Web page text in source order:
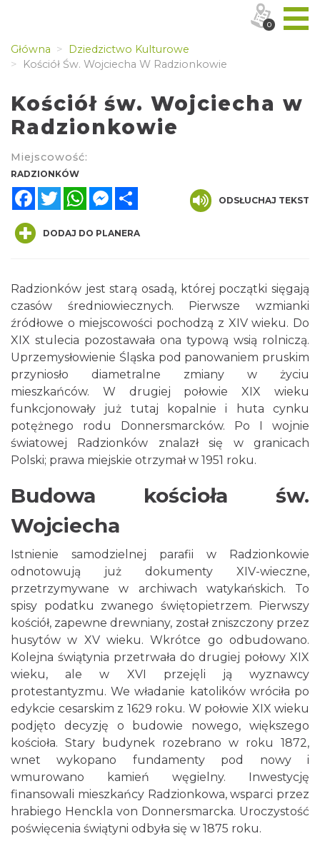
Główna
Dziedzictwo Kulturowe
Kościół Św. Wojciecha W Radzionkowie
Kościół św. Wojciecha w
Radzionkowie
Miejscowość:
RADZIONKÓW
FacebookTwitterWhatsAppMessenger
ODSŁUCHAJ TEKST
DODAJ DO PLANERA
Radzionków jest starą osadą, której początki sięgają
czasów średniowiecznych. Pierwsze wzmianki
źródłowe o miejscowości pochodzą z XIV wieku. Do
XIX stulecia pozostawała ona typową wsią rolniczą.
Uprzemysłowienie Śląska pod panowaniem pruskim
przyniosło diametralne zmiany w życiu
mieszkańców. W drugiej połowie XIX wieku
funkcjonowały już tutaj kopalnie i huta cynku
potężnego rodu Donnersmarcków. Po I wojnie
światowej Radzionków znalazł się w granicach
Polski; prawa miejskie otrzymał w 1951 roku.
Budowa kościoła św.
Wojciecha
Istnienie samodzielnej parafii w Radzionkowie
odnotowują już dokumenty XIV-wieczne,
przetrzymywane w archiwach watykańskich. To
spisy podatku zwanego świętopietrzem. Pierwszy
kościół, zapewne drewniany, został zniszczony przez
husytów w XV wieku. Wkrótce go odbudowano.
Kolejna świątynia przetrwała do drugiej połowy XIX
wieku, ale w XVI przejęli ją wyznawcy
protestantyzmu. We władanie katolików wróciła po
edykcie cesarskim z 1629 roku. W połowie XIX wieku
podjęto decyzję o budowie nowego, większego
kościoła. Stary budynek rozebrano w roku 1872,
wnet wykopano fundamenty pod nowy i
wmurowano kamień węgielny. Inwestycję
finansowali mieszkańcy Radzionkowa, wsparci przez
hrabiego Henckla von Donnersmarcka. Uroczystość
poświęcenia świątyni odbyła się w 1875 roku.
0